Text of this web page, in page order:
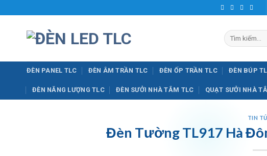
qua
Tìm
kiếm:
ĐÈN PANEL TLC ĐÈN ÂM TRẦN TLC ĐÈN ỐP TRẦN TLC ĐÈN BÚP
ĐÈN NĂNG LƯỢNG TLC ĐÈN SƯỞI NHÀ TẮM TLC QUẠT SƯỞI NHÀ
TIN
Đèn Tường TL917 Hà